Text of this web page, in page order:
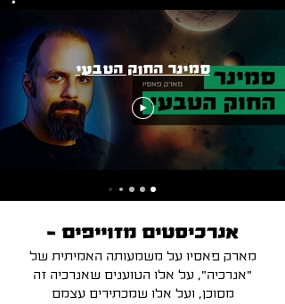
סמינר החוק הטבעי
אנרכיסטים מזוייפים -
מארק פאסיו על משמעותה האמיתית של
"אנרכיה", על אלו הטוענים שאנרכיה זה
מסוכן, ועל אלו שמכתירים עצמם